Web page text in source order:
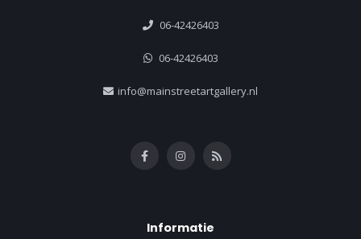
06-42426403
06-42426403
info@mainstreetartgallery.nl
Informatie